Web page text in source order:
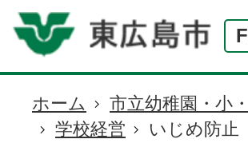
現
在
ホーム 市立幼稚園・小
学校経営
いじめ防止